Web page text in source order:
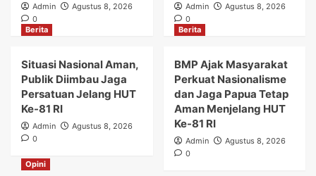
Admin
Agustus 8, 2026
0
Admin
Agustus 8, 2026
0
Berita
Situasi Nasional Aman,
Publik Diimbau Jaga
Persatuan Jelang HUT
Ke-81 RI
Admin
Agustus 8, 2026
0
Berita
BMP Ajak Masyarakat
Perkuat Nasionalisme
dan Jaga Papua Tetap
Aman Menjelang HUT
Ke-81 RI
Admin
Agustus 8, 2026
0
Opini